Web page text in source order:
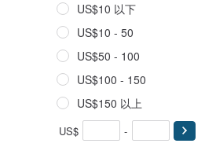
US$10 以下
US$10 - 50
US$50 - 100
US$100 - 150
US$150 以上
US$ -